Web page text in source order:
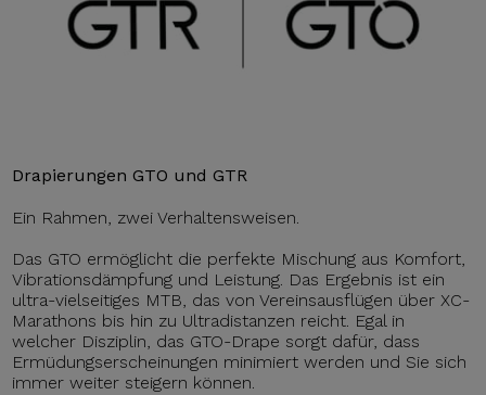
Drapierungen GTO und GTR
Ein Rahmen, zwei Verhaltensweisen.
Das GTO ermöglicht die perfekte Mischung aus Komfort,
Vibrationsdämpfung und Leistung. Das Ergebnis ist ein
ultra-vielseitiges MTB, das von Vereinsausflügen über XC-
Marathons bis hin zu Ultradistanzen reicht. Egal in
welcher Disziplin, das GTO-Drape sorgt dafür, dass
Ermüdungserscheinungen minimiert werden und Sie sich
immer weiter steigern können.